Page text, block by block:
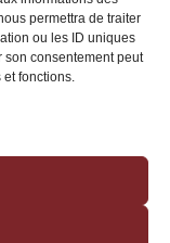
permettra de traiter
ou les ID uniques
son consentement peut
et fonctions.
travail
relations